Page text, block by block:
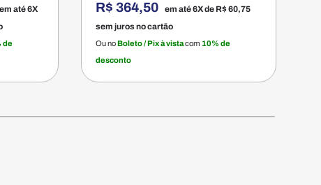
em até 6X
de
R$ 364,50 em até 6X de R$ 60,75
sem juros no cartão
Ou noBoleto / Pix à vistacom 10% de
desconto